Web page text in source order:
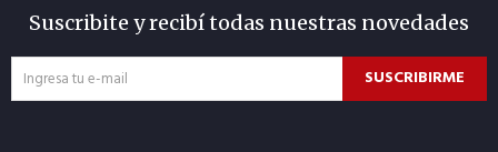
Suscribite y recibí todas nuestras novedades
SUSCRIBIRME